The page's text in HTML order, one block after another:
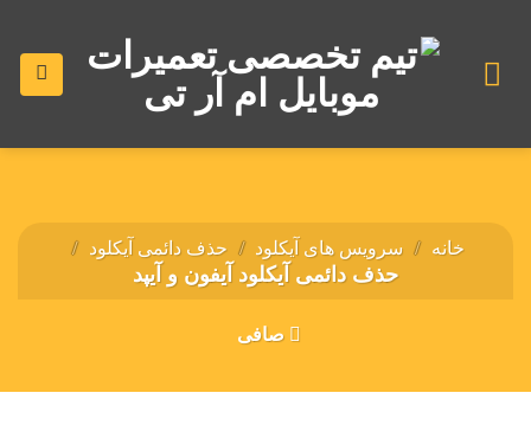
محتوا
خانه / سرویس های آیکلود / حذف دائمی آیکلود /
حذف دائمی آیکلود آیفون و آیپد
صافی